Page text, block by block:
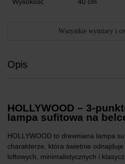
Wszystkie wymiary i
Opis
HOLLYWOOD – 3-
lampa sufitowa na
HOLLYWOOD to drewniana lampa
charakterze, która świetnie
loftowych, minimalistycznych i